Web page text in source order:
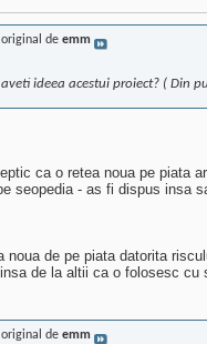
original de emm
aveti ideea acestui proiect? ( Din
ca o retea noua pe piata
seopedia - as fi dispus insa
noua de pe piata datorita
de la altii ca o folosesc
original de emm